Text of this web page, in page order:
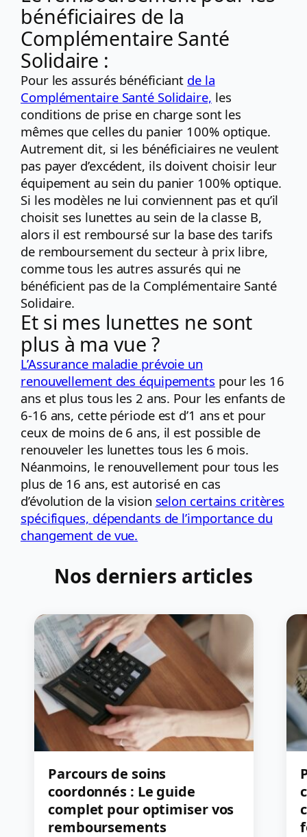
bénéficiaires de la
Complémentaire Santé
Solidaire :
Pour les assurés bénéficiant de la
Complémentaire Santé Solidaire, les
conditions de prise en charge sont les
mêmes que celles du panier 100% optique.
Autrement dit, si les bénéficiaires ne veulent
pas payer d’excédent, ils doivent choisir leur
équipement au sein du panier 100% optique.
Si les modèles ne lui conviennent pas et qu’il
choisit ses lunettes au sein de la classe B,
alors il est remboursé sur la base des tarifs
de remboursement du secteur à prix libre,
comme tous les autres assurés qui ne
bénéficient pas de la Complémentaire Santé
Solidaire.
Et si mes lunettes ne sont
plus à ma vue ?
L’Assurance maladie prévoie un
renouvellement des équipements pour les 16
ans et plus tous les 2 ans. Pour les enfants de
6-16 ans, cette période est d’1 ans et pour
ceux de moins de 6 ans, il est possible de
renouveler les lunettes tous les 6 mois.
Néanmoins, le renouvellement pour tous les
plus de 16 ans, est autorisé en cas
d’évolution de la vision selon certains critères
spécifiques, dépendants de l’importance du
changement de vue.
Nos derniers articles
Parcours de soins
coordonnés : Le guide
complet pour optimiser vos
remboursements